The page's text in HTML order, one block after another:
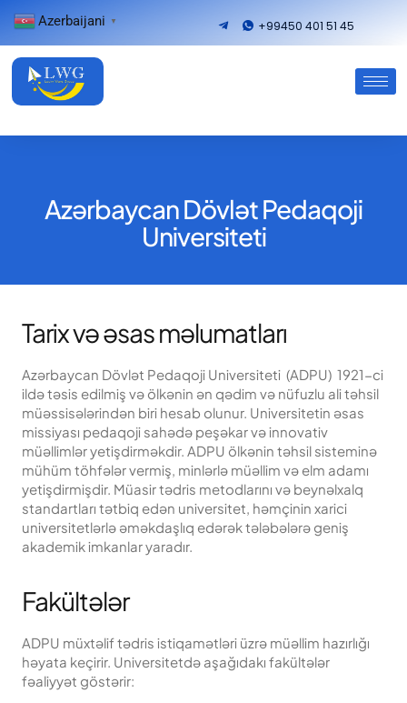
Azerbaijani ▼ +99450 401 51 45
Azərbaycan Dövlət Pedaqoji
Universiteti
Tarix və əsas məlumatları
Azərbaycan Dövlət Pedaqoji Universiteti (ADPU) 1921-ci
ildə təsis edilmiş və ölkənin ən qədim və nüfuzlu ali təhsil
müəssisələrindən biri hesab olunur. Universitetin əsas
missiyası pedaqoji sahədə peşəkar və innovativ
müəllimlər yetişdirməkdir. ADPU ölkənin təhsil sisteminə
mühüm töhfələr vermiş, minlərlə müəllim və elm adamı
yetişdirmişdir. Müasir tədris metodlarını və beynəlxalq
standartları tətbiq edən universitet, həmçinin xarici
universitetlərlə əməkdaşlıq edərək tələbələrə geniş
akademik imkanlar yaradır.
Fakültələr
ADPU müxtəlif tədris istiqamətləri üzrə müəllim hazırlığı
həyata keçirir. Universitetdə aşağıdakı fakültələr
fəaliyyət göstərir: